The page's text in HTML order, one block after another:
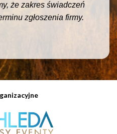
że zakres świadczeń
zgłoszenia firmy.